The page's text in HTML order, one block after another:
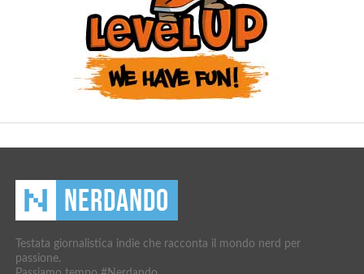
Testata giornalistica indie che racconta il mondo nerd per
passione.